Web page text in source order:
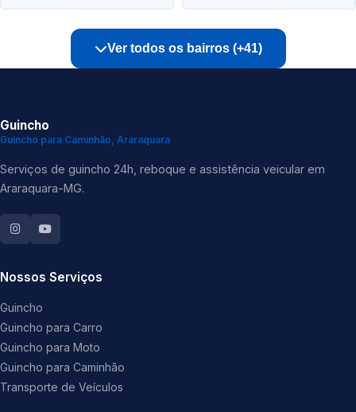
Ver todos os bairros (+41)
Guincho
Guincho para Caminhão, Araraquara
Serviços de guincho 24h, reboque e assistência veicular em
Araraquara-MG.
Nossos Serviços
Guincho
Guincho para Carro
Guincho para Moto
Guincho para Caminhão
Transporte de Veículos